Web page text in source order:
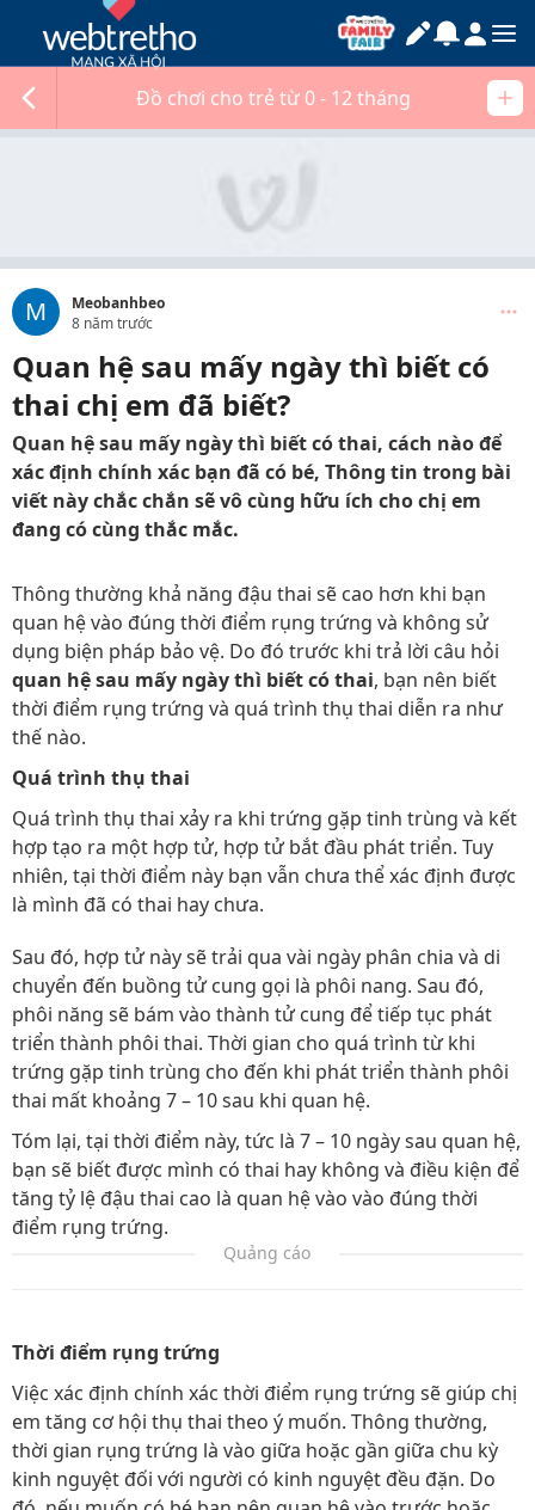
Đồ chơi cho trẻ từ 0 - 12 tháng
M
Meobanhbeo
8 năm trước
Quan hệ sau mấy ngày thì biết có
thai chị em đã biết?
Quan hệ sau mấy ngày thì biết có thai, cách nào để
xác định chính xác bạn đã có bé, Thông tin trong bài
viết này chắc chắn sẽ vô cùng hữu ích cho chị em
đang có cùng thắc mắc.
Thông thường khả năng đậu thai sẽ cao hơn khi bạn
quan hệ vào đúng thời điểm rụng trứng và không sử
dụng biện pháp bảo vệ. Do đó trước khi trả lời câu hỏi
quan hệ sau mấy ngày thì biết có thai, bạn nên biết
thời điểm rụng trứng và quá trình thụ thai diễn ra như
thế nào.
Quá trình thụ thai
Quá trình thụ thai xảy ra khi trứng gặp tinh trùng và kết
hợp tạo ra một hợp tử, hợp tử bắt đầu phát triển. Tuy
nhiên, tại thời điểm này bạn vẫn chưa thể xác định được
là mình đã có thai hay chưa.
Sau đó, hợp tử này sẽ trải qua vài ngày phân chia và di
chuyển đến buồng tử cung gọi là phôi nang. Sau đó,
phôi năng sẽ bám vào thành tử cung để tiếp tục phát
triển thành phôi thai. Thời gian cho quá trình từ khi
trứng gặp tinh trùng cho đến khi phát triển thành phôi
thai mất khoảng 7 – 10 sau khi quan hệ.
Tóm lại, tại thời điểm này, tức là 7 – 10 ngày sau quan hệ,
bạn sẽ biết được mình có thai hay không và điều kiện để
tăng tỷ lệ đậu thai cao là quan hệ vào vào đúng thời
điểm rụng trứng.
Quảng cáo
Thời điểm rụng trứng
Việc xác định chính xác thời điểm rụng trứng sẽ giúp chị
em tăng cơ hội thụ thai theo ý muốn. Thông thường,
thời gian rụng trứng là vào giữa hoặc gần giữa chu kỳ
kinh nguyệt đối với người có kinh nguyệt đều đặn. Do